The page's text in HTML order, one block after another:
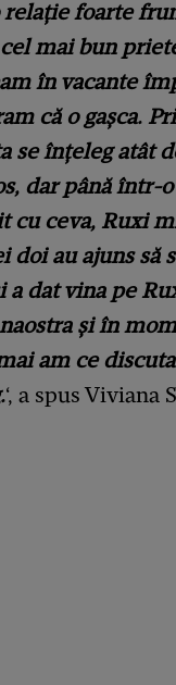
relație foarte
mai bun
în vacante
că o gașca.
se înțeleg atât
dar până într-o
cu ceva, Ruxi
doi au ajuns să
a dat vina pe
și în
am ce
‘, a spus Viviana